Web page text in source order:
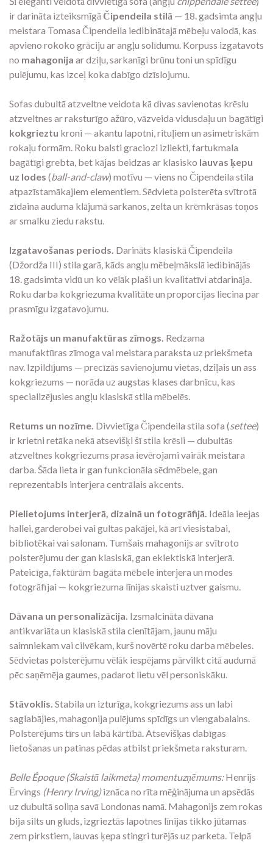
ir darināta izteiksmīgā Čipendeila stilā — 18. gadsimta angļu
meistara Tomasa Čipendeila iedibinātajā mēbeļu valodā, kas
apvieno rokoko grāciju ar angļu solīdumu. Korpuss izgatavots
no mahagonija ar dziļu, sarkanīgi brūnu toni un spīdīgu
pulējumu, kas izceļ koka dabīgo dzīslojumu.
Sofas dubultā atzveltne veidota kā divas savienotas krēslu
atzveltnes ar raksturīgo ažūro, vāzveida vidusdaļu un bagātīgi
kokgrieztu kroni — akantu lapotni, rituļiem un asimetriskām
rokaļu formām. Roku balsti graciozi izliekti, fartukmala
bagātīgi grebta, bet kājas beidzas ar klasisko lauvas ķepu
uz lodes (ball-and-claw) motīvu — viens no Čipendeila stila
atpazīstamākajiem elementiem. Sēdvieta polsterēta svītrotā
zīdaina auduma klājumā sarkanos, zelta un krēmkrāsas toņos
ar smalku ziedu rakstu.
Izgatavošanas periods. Darināts klasiskā Čipendeila
(Džordža III) stila garā, kāds angļu mēbeļmākslā iedibinājās
18. gadsimta vidū un ko vēlāk plaši un kvalitatīvi atdarināja.
Roku darba kokgriezuma kvalitāte un proporcijas liecina par
prasmīgu izgatavojumu.
Ražotājs un manufaktūras zīmogs. Redzama
manufaktūras zīmoga vai meistara paraksta uz priekšmeta
nav. Izpildījums — precīzās savienojumu vietas, dziļais un ass
kokgriezums — norāda uz augstas klases darbnīcu, kas
specializējusies angļu klasiskā stila mēbelēs.
Retums un nozīme. Divvietīga Čipendeila stila sofa (settee)
ir krietni retāka nekā atsevišķi šī stila krēsli — dubultās
atzveltnes kokgriezums prasa ievērojami vairāk meistara
darba. Šāda lieta ir gan funkcionāla sēdmēbele, gan
reprezentabls interjera centrālais akcents.
Pielietojums interjerā, dizainā un fotogrāfijā. Ideāla ieejas
hallei, garderobei vai gultas pakājei, kā arī viesistabai,
bibliotēkai vai salonam. Tumšais mahagonijs ar svītroto
polsterējumu der gan klasiskā, gan eklektiskā interjerā.
Pateicīga, faktūrām bagāta mēbele interjera un modes
fotogrāfijai — kokgriezuma līnijas skaisti uztver gaismu.
Dāvana un personalizācija. Izsmalcināta dāvana
antikvariāta un klasiskā stila cienītājam, jaunu māju
saimniekam vai cilvēkam, kurš novērtē roku darba mēbeles.
Sēdvietas polsterējumu vēlāk iespējams pārvilkt citā audumā
pēc saņēmēja gaumes, padarot lietu vēl personiskāku.
Stāvoklis. Stabila un izturīga, kokgriezums ass un labi
saglabājies, mahagonija pulējums spīdīgs un viengabalains.
Polsterējums tīrs un labā kārtībā. Atsevišķas dabīgas
lietošanas un patinas pēdas atbilst priekšmeta raksturam.
Belle Époque (Skaistā laikmeta) momentuzņēmums:Henrijs
Ērvings (Henry Irving)iznāca no rīta mēģinājuma un apsēdās
uz dubultā soliņa savā Londonas namā. Mahagonijs zem rokas
bija silts un gluds, izgrieztās lapotnes līnijas tikko jūtamas
zem pirkstiem, lauvas ķepa stingri turējās uz parketa. Telpā